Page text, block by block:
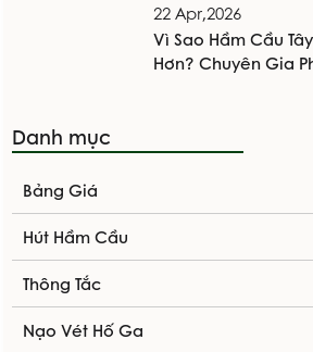
22 Apr,2026
Vì Sao Hầm Cầu
Hơn? Chuyên Gia
Danh mục
Bảng Giá
Hút Hầm Cầu
Thông Tắc
Nạo Vét Hố Ga